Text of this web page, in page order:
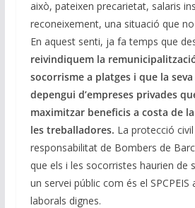
això, pateixen precarietat, salaris
reconeixement, una situació que
En aquest senti, ja fa temps que
reivindiquem la
socorrisme a platges i que la
depengui d’empreses privades
maximitzar beneficis a costa de
les treballadores. La protecció
responsabilitat de Bombers de
que els i les socorristes haurien de
un servei públic com és el
laborals dignes.